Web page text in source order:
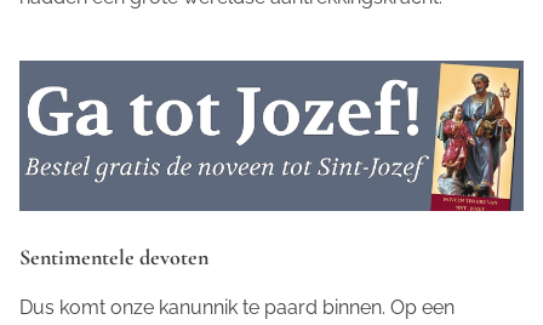
Sentimentele devoten
Dus komt onze kanunnik te paard binnen. Op een